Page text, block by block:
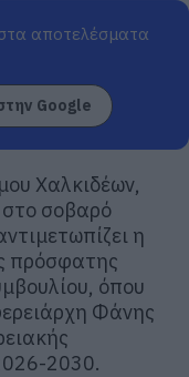
αποτελέσματα
Google
Χαλκιδέων,
σοβαρό
η
πρόσφατης
όπου
Φάνης
2030.